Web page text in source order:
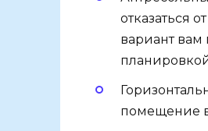
отказаться
вариант
помещение